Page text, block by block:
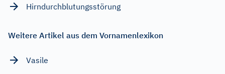
Hirndurchblutungsstörung
Weitere Artikel aus dem Vornamenlexikon
Vasile